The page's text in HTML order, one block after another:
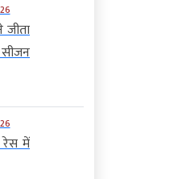
जीता
रेस में